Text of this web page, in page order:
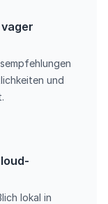
und
lokal in